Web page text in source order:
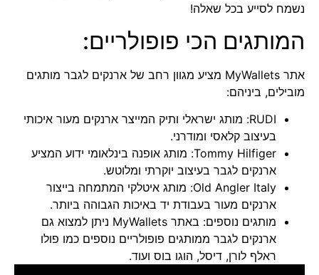
נשמח לסייע בכל שאלה!
המותגים הכי פופולריים:
אתר MyWallets מציע מגוון רחב של ארנקים לגבר מותגים
מובילים, ביניהם:
RUDI: מותג ישראלי ותיק המייצר ארנקים מעור איכותי
בעיצוב קלאסי ומודרני.
Tommy Hilfiger: מותג אופנה בינלאומי ידוע המציע
ארנקים לגבר בעיצוב יוקרתי ומלוטש.
Old Angler Italy: מותג איטלקי המתמחה בייצור
ארנקים מעור בעבודת יד באיכות הגבוהה ביותר.
מותגים נוספים: באתר MyWallets ניתן למצוא גם
ארנקים לגבר ממותגים פופולריים נוספים כמו פולו
ראלף לורן, דיסל, הוגו בוס ועוד.